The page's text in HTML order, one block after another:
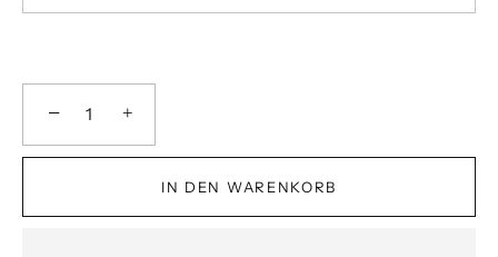
− +
IN DEN WARENKORB